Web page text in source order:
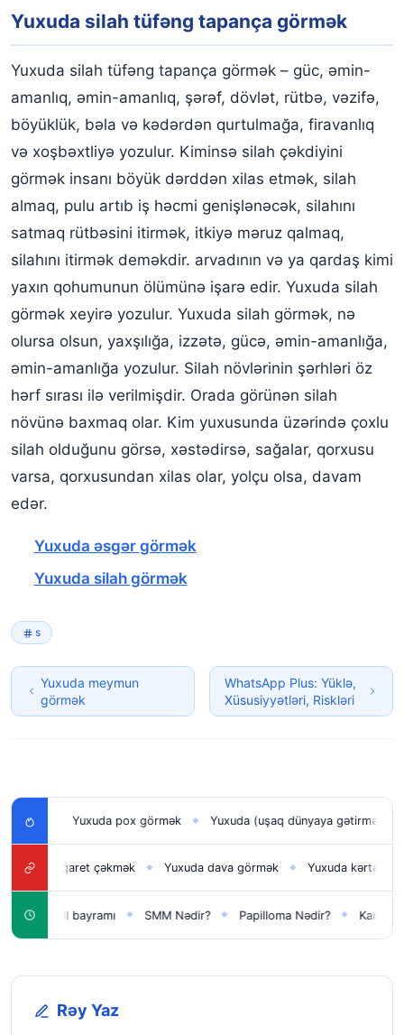
Yuxuda silah tüfəng tapança görmək
Yuxuda silah tüfəng tapança görmək – güc, əmin-
amanlıq, əmin-amanlıq, şərəf, dövlət, rütbə, vəzifə,
böyüklük, bəla və kədərdən qurtulmağa, firavanlıq
və xoşbəxtliyə yozulur. Kiminsə silah çəkdiyini
görmək insanı böyük dərddən xilas etmək, silah
almaq, pulu artıb iş həcmi genişlənəcək, silahını
satmaq rütbəsini itirmək, itkiyə məruz qalmaq,
silahını itirmək deməkdir. arvadının və ya qardaş kimi
yaxın qohumunun ölümünə işarə edir. Yuxuda silah
görmək xeyirə yozulur. Yuxuda silah görmək, nə
olursa olsun, yaxşılığa, izzətə, gücə, əmin-amanlığa,
əmin-amanlığa yozulur. Silah növlərinin şərhləri öz
hərf sırası ilə verilmişdir. Orada görünən silah
növünə baxmaq olar. Kim yuxusunda üzərində çoxlu
silah olduğunu görsə, xəstədirsə, sağalar, qorxusu
varsa, qorxusundan xilas olar, yolçu olsa, davam
edər.
Yuxuda əsgər görmək
Yuxuda silah görmək
s
Yuxuda meymun
görmək
WhatsApp Plus: Yüklə,
Xüsusiyyətləri, Riskləri
Yuxuda pox görmək ◆ Yuxuda (uşaq dünyaya gətirmək) doğmaq
siqaret çəkmək ◆ Yuxuda dava görmək ◆ Yuxuda kərtənkələ görmək
il bayramı ◆ SMM Nədir? ◆ Papilloma Nədir? ◆ Karbonat
Rəy Yaz